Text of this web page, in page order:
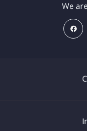
We